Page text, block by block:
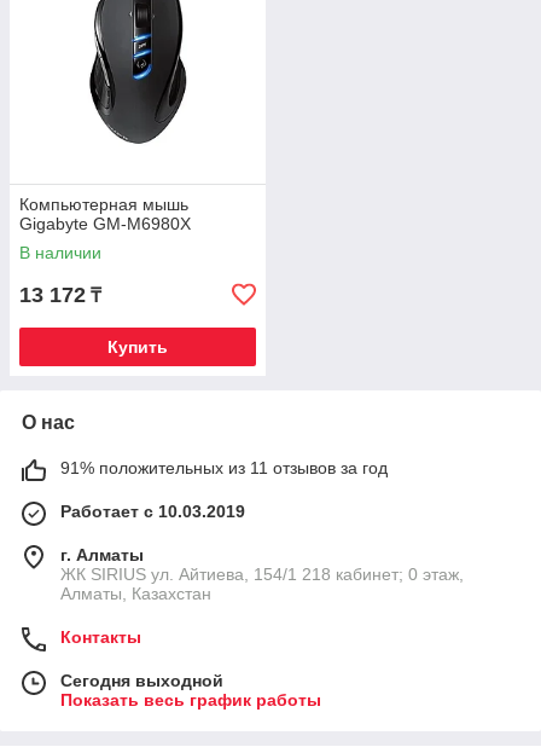
Компьютерная мышь
Gigabyte GM-M6980X
В наличии
13 172 ₸
Купить
О нас
91% положительных из 11 отзывов за год
Работает с 10.03.2019
г. Алматы
​ЖК SIRIUS​ ул. Айтиева, 154/1​ 218 кабинет; 0 этаж,
Алматы, Казахстан
Контакты
Сегодня выходной
Показать весь график работы